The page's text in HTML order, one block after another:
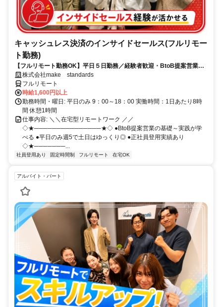
キャッシュレス決済のインサイドセールス(フルリモー
ト勤務)
【フルリモート勤務OK】平日５日勤務／経験者歓迎・BtoB提案営業で
スキルアップ
株式会社make standards
フルリモート
時給1,600円以上
勤務時間・曜日: 平日のみ 9：00～18：00 実働時間：1日あたり8時
間 休憩1時間
仕事内容: ＼＼在宅型リモートワーク ／／
◇★───────────────★◇ ●BtoB提案営業の基礎～実践が学
べる ●平日のみ週5で土日はゆっくり◎ ●正社員登用実績あり
◇★───────...
社員登用あり 固定時間制 フルリモート 在宅OK
アルバイト・パート